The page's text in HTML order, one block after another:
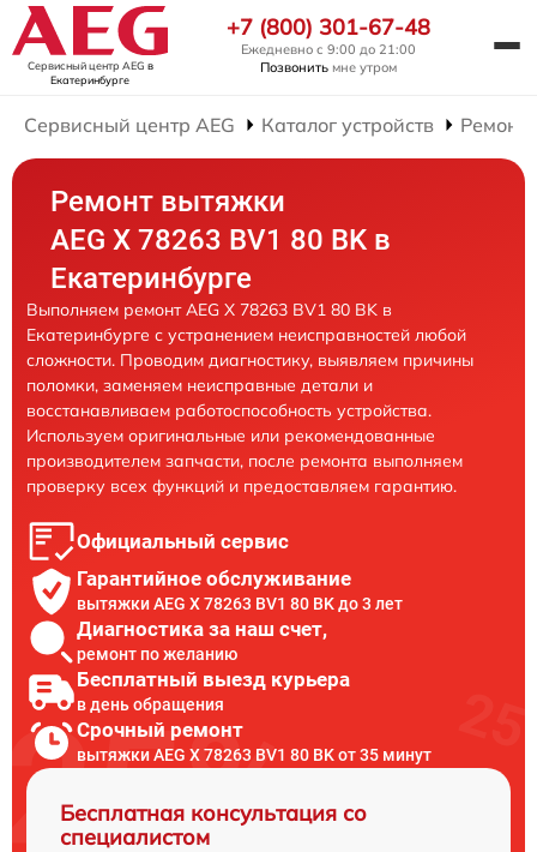
Сервисный центр AEG в
Екатеринбурге
+7 (800) 301-67-48
Ежедневно с 9:00 до 21:00
Позвонить мне утром
Сервисный центр AEG Каталог устройств Ремонт
Ремонт вытяжки
AEG X 78263 BV1 80 BK в
Екатеринбурге
Выполняем ремонт AEG X 78263 BV1 80 BK в
Екатеринбурге с устранением неисправностей любой
сложности. Проводим диагностику, выявляем причины
поломки, заменяем неисправные детали и
восстанавливаем работоспособность устройства.
Используем оригинальные или рекомендованные
производителем запчасти, после ремонта выполняем
проверку всех функций и предоставляем гарантию.
Официальный сервис
Гарантийное обслуживание
вытяжки AEG X 78263 BV1 80 BK до 3 лет
Диагностика за наш счет,
ремонт по желанию
Бесплатный выезд курьера
в день обращения
Срочный ремонт
вытяжки AEG X 78263 BV1 80 BK от 35 минут
Бесплатная консультация со
специалистом